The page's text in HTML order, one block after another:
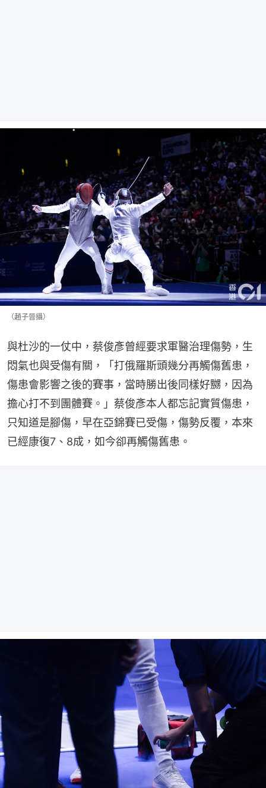
（趙子晉攝）
與杜沙的一仗中，蔡俊彥曾經要求軍醫治理傷勢，生
悶氣也與受傷有關，「打俄羅斯頭幾分再觸傷舊患，
傷患會影響之後的賽事，當時勝出後同樣好嬲，因為
擔心打不到團體賽。」蔡俊彥本人都忘記實質傷患，
只知道是腳傷，早在亞錦賽已受傷，傷勢反覆，本來
已經康復7、8成，如今卻再觸傷舊患。